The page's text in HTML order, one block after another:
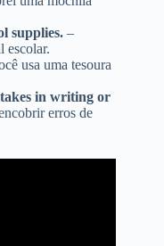
supplies. –
escolar.
usa uma tesoura
in writing or
erros de